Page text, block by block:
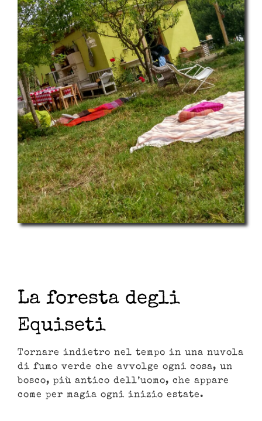
La foresta degli
Equiseti
Tornare indietro nel tempo in una nuvola
di fumo verde che avvolge ogni cosa, un
bosco, più antico dell’uomo, che appare
come per magia ogni inizio estate.